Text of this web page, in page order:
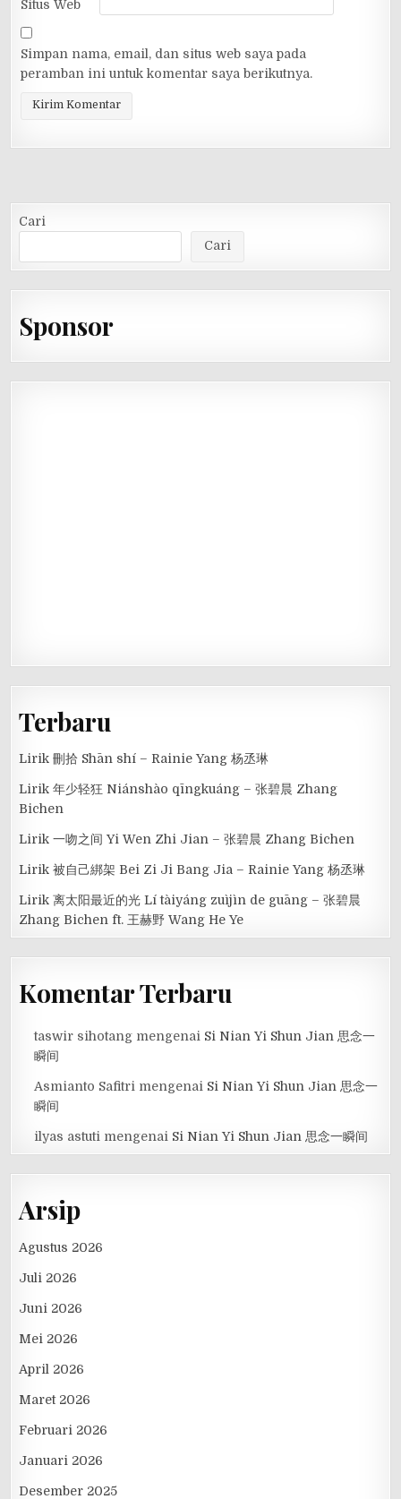
Situs Web
Simpan nama, email, dan situs web saya pada
peramban ini untuk komentar saya berikutnya.
Cari
Cari
Sponsor
Terbaru
Lirik 刪拾 Shān shí – Rainie Yang 杨丞琳
Lirik 年少轻狂 Niánshào qīngkuáng – 张碧晨 Zhang
Bichen
Lirik 一吻之间 Yi Wen Zhi Jian – 张碧晨 Zhang Bichen
Lirik 被自己綁架 Bei Zi Ji Bang Jia – Rainie Yang 杨丞琳
Lirik 离太阳最近的光 Lí tàiyáng zuìjìn de guāng – 张碧晨
Zhang Bichen ft. 王赫野 Wang He Ye
Komentar Terbaru
taswir sihotang mengenai Si Nian Yi Shun Jian 思念一
瞬间
Asmianto Safitri mengenai Si Nian Yi Shun Jian 思念一
瞬间
ilyas astuti mengenai Si Nian Yi Shun Jian 思念一瞬间
Arsip
Agustus 2026
Juli 2026
Juni 2026
Mei 2026
April 2026
Maret 2026
Februari 2026
Januari 2026
Desember 2025